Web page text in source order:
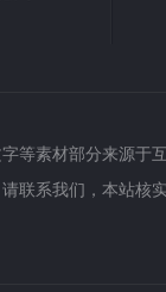
等素材部分来源
联系我们，本站